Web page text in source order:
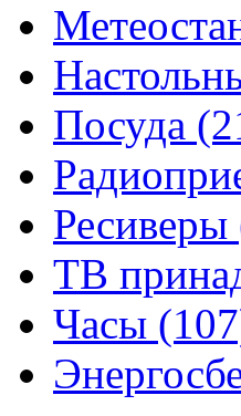
Посуда
Ресиверы
ТВ
Часы